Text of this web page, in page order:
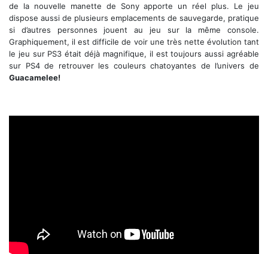
de la nouvelle manette de Sony apporte un réel plus. Le jeu
dispose aussi de plusieurs emplacements de sauvegarde, pratique
si d’autres personnes jouent au jeu sur la même console.
Graphiquement, il est difficile de voir une très nette évolution tant
le jeu sur PS3 était déjà magnifique, il est toujours aussi agréable
sur PS4 de retrouver les couleurs chatoyantes de l’univers de
Guacamelee!